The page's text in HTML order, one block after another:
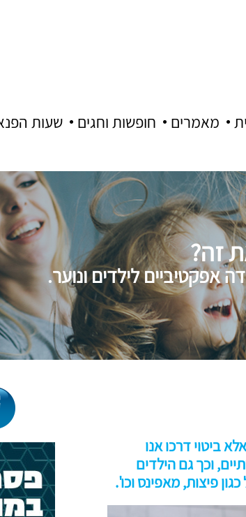
שעות חופשות וחגים מאמרים
זה?
אפקטיביים לילדים ונוער.
ביטוי דרכו אנו
וכך גם הילדים
פיצות, מאפינס וכו'.